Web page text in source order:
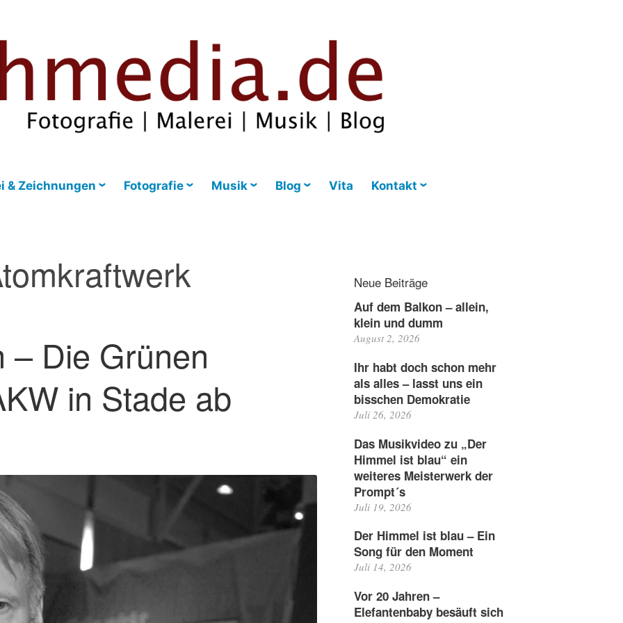
& Zeichnungen Fotografie Musik Blog Vita Kontakt
– Die Grünen
in Stade ab
Neue Beiträge
Auf dem Balkon – allein,
klein und dumm
August 2, 2026
Ihr habt doch schon mehr
als alles – lasst uns ein
bisschen Demokratie
Juli 26, 2026
Das Musikvideo zu „Der
Himmel ist blau“ ein
weiteres Meisterwerk der
Prompt´s
Juli 19, 2026
Der Himmel ist blau – Ein
Song für den Moment
Juli 14, 2026
Vor 20 Jahren –
Elefantenbaby besäuft sich